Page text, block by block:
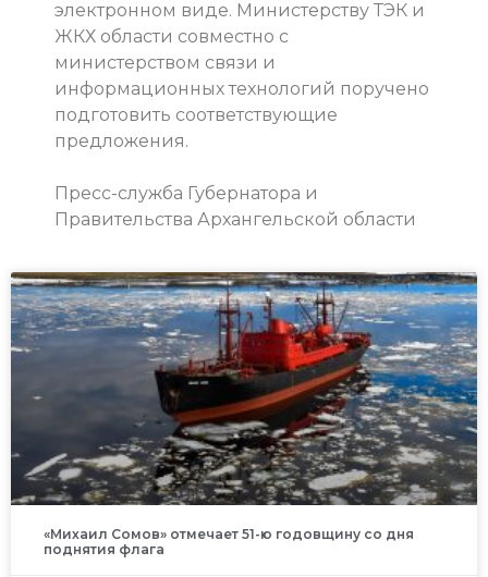
электронном виде. Министерству ТЭК и
ЖКХ области совместно с
министерством связи и
информационных технологий поручено
подготовить соответствующие
предложения.
Пресс-служба Губернатора и
Правительства Архангельской области
«Михаил Сомов» отмечает 51-ю годовщину со дня
поднятия флага